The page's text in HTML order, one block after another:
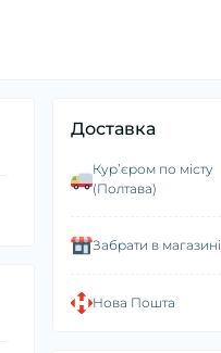
Доставка
Курʼєром по місту
(Полтава)
Забрати в магазині
Нова Пошта